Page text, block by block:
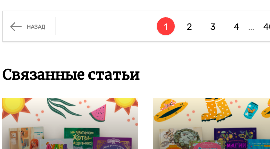
НАЗАД 1 2 3 4 ...
Связанные статьи